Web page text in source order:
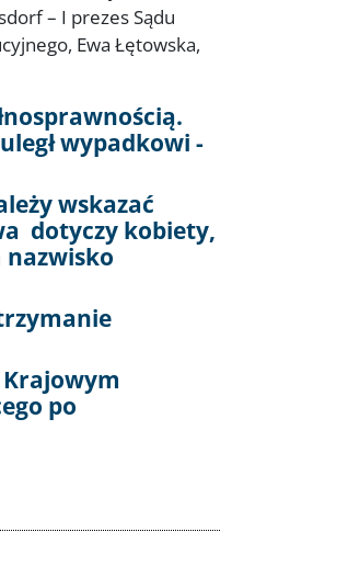
– I prezes Sądu
Ewa Łętowska,
wypadkowi -
wskazać
dotyczy kobiety,
nazwisko
po